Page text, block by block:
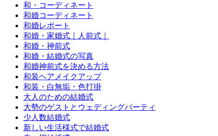
和・コーディネート
和婚コーディネート
和婚レポート
和婚・家婚式｜人前式｜
和婚・神前式
和婚・結婚式の写真
和婚神前式を決める方法
和装ヘアメイクアップ
和装・白無垢・色打掛
大人のための結婚式
大勢のゲストとウェディングパーティ
少人数結婚式
新しい生活様式で結婚式